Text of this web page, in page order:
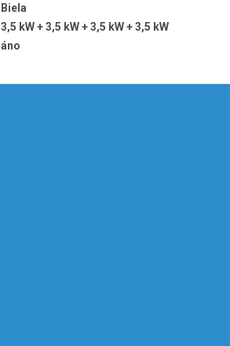
Biela
3,5 kW + 3,5 kW + 3,5 kW + 3,5 kW
áno